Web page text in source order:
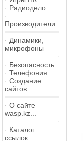
· Радиодело
·
Производители
· Динамики,
микрофоны
· Безопасность
· Телефония
· Создание
сайтов
· О сайте
wasp.kz...
· Каталог
ссылок